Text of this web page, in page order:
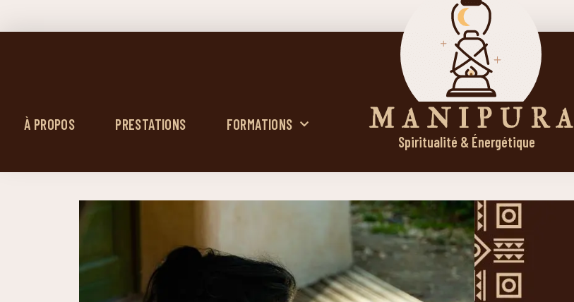
À PROPOS PRESTATIONS FORMATIONS M A N I P U R A
Spiritualité & Énergétique